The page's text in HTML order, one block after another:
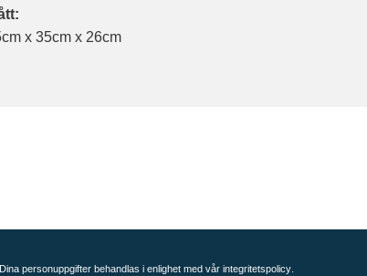
x 35cm x 26cm
Dina personuppgifter behandlas i enlighet med vår integritetspolicy.